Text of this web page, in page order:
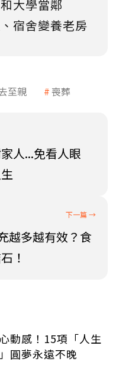
大學當鄰
宿舍變養老房
至親 喪葬
人...免看人眼
越多越有效？食
！
動感！15項「人生
圓夢永遠不晚